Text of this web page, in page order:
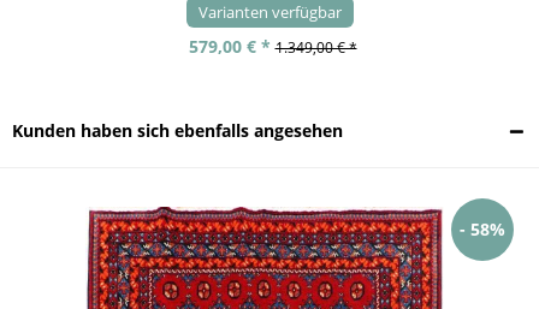
Varianten verfügbar
579,00 € * 1.349,00 € *
Kunden haben sich ebenfalls angesehen
- 58%